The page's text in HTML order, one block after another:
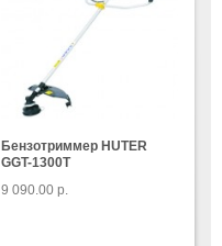
Бензотриммер HUTER
GGT-1300T
9 090.00 р.